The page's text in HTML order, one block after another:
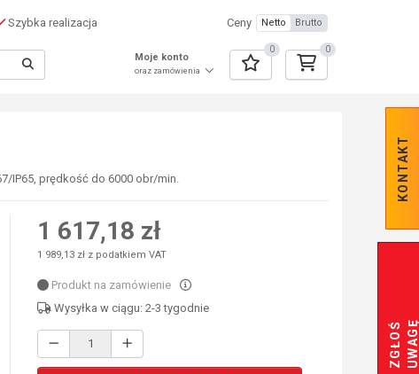
Szybka realizacja Ceny Netto Brutto
Moje konto
oraz zamówienia
0 0
KONTAKT
Z
G
Ł
O
Ś
U
W
A
GĘ
IP65, prędkość do 6000 obr/min.
1 617,18 zł
1 989,13 zł z podatkiem VAT
Produkt na zamówienie
Wysyłka w ciągu: 2-3 tygodnie